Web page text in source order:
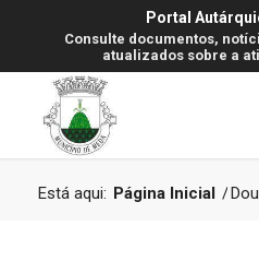
Portal
Consulte documentos,
atualizados sobre a
Está aqui: Página Inicial /